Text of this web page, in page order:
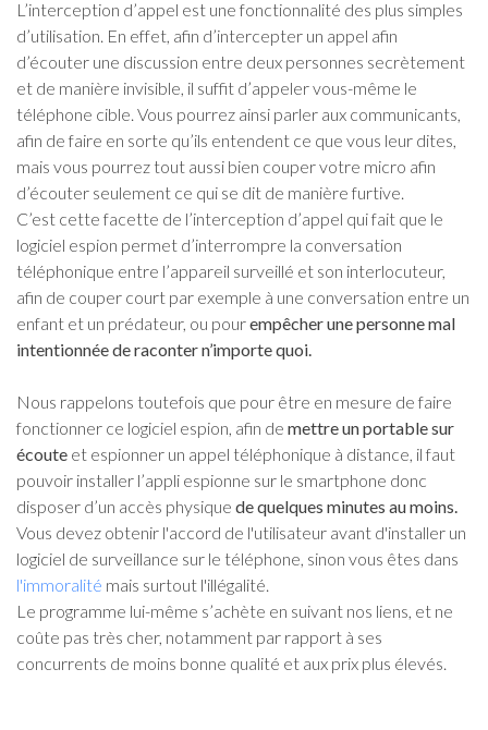
L’interception d’appel est une fonctionnalité des plus simples
d’utilisation. En effet, afin d’intercepter un appel afin
d’écouter une discussion entre deux personnes secrètement
et de manière invisible, il suffit d’appeler vous-même le
téléphone cible. Vous pourrez ainsi parler aux communicants,
afin de faire en sorte qu’ils entendent ce que vous leur dites,
mais vous pourrez tout aussi bien couper votre micro afin
d’écouter seulement ce qui se dit de manière furtive.
C’est cette facette de l’interception d’appel qui fait que le
logiciel espion permet d’interrompre la conversation
téléphonique entre l’appareil surveillé et son interlocuteur,
afin de couper court par exemple à une conversation entre un
enfant et un prédateur, ou pourempêcher une personne mal
intentionnée de raconter n’importe quoi.
Nous rappelons toutefois que pour être en mesure de faire
fonctionner ce logiciel espion, afin de mettre un portable sur
écoute et espionner un appel téléphonique à distance, il faut
pouvoir installer l’appli espionne sur le smartphone donc
disposer d’un accès physique de quelques minutes au moins.
Vous devez obtenir l'accord de l'utilisateur avant d'installer un
logiciel de surveillance sur le téléphone, sinon vous êtes dans
l'immoralité mais surtout l'illégalité.
Le programme lui-même s’achète en suivant nos liens, et ne
coûte pas très cher, notamment par rapport à ses
concurrents de moins bonne qualité et aux prix plus élevés.